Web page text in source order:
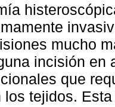
mucho
incisión en
que
los tejidos.